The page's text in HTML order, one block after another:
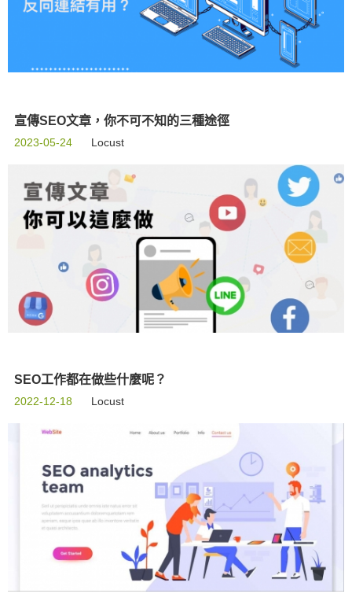
宣傳SEO文章，你不可不知的三種途徑
2023-05-24 Locust
SEO工作都在做些什麼呢？
2022-12-18 Locust